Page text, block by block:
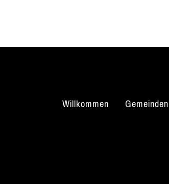
Willkommen Gemeinden